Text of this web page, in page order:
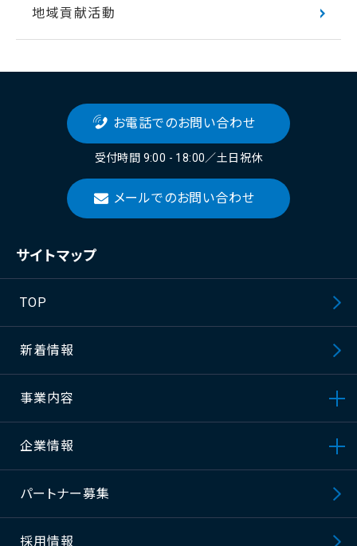
地域貢献活動
お電話でのお問い合わせ
受付時間 9:00 - 18:00／⼟⽇祝休
メールでのお問い合わせ
サイトマップ
TOP
新着情報
事業内容
企業情報
パートナー募集
採⽤情報